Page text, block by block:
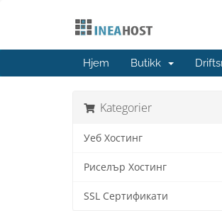
Hjem Butikk
Kategorier
Уеб Хостинг
Риселър Хостинг
SSL Сертификати